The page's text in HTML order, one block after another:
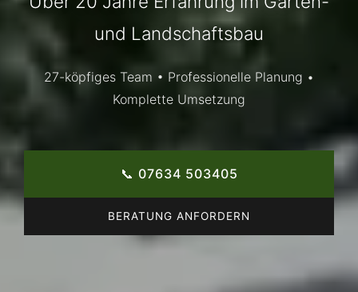
und Landschaftsbau
27-köpfiges Team • Professionelle Planung •
Komplette Umsetzung
📞 07634 503405
BERATUNG ANFORDERN